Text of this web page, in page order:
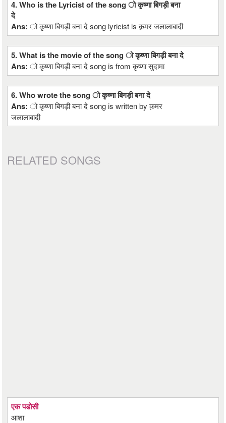
4. Who is the Lyricist of the song ो कृष्णा बिगड़ी बना
दे
Ans:ो कृष्णा बिगड़ी बना दे song lyricist is क़मर जलालाबादी
5. What is the movie of the song ो कृष्णा बिगड़ी बना दे
Ans:ो कृष्णा बिगड़ी बना दे song is from कृष्णा सुदामा
6. Who wrote the song ो कृष्णा बिगड़ी बना दे
Ans:ो कृष्णा बिगड़ी बना दे song is written by क़मर
जलालाबादी
RELATED SONGS
एक पडोसी
आशा